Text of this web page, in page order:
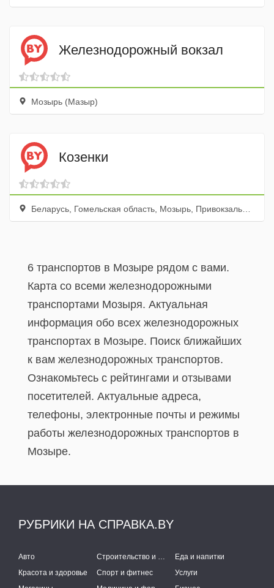
Железнодорожный вокзал
Мозырь (Мазыр)
Козенки
Беларусь, Гомельская область, Мозырь, Привокзальный переулок
6 транспортов в Мозыре рядом с вами.
Карта со всеми железнодорожными
транспортами Мозыря. Актуальная
информация обо всех железнодорожных
транспортах в Мозыре. Поиск ближайших
к вам железнодорожных транспортов.
Ознакомьтесь с рейтингами и отзывами
посетителей. Актуальные адреса,
телефоны, электронные почты и режимы
работы железнодорожных транспортов в
Мозыре.
РУБРИКИ НА СПРАВКА.BY
Авто Строительство и ремонт
Еда и напитки
Красота и здоровье
Спорт и фитнес
Услуги